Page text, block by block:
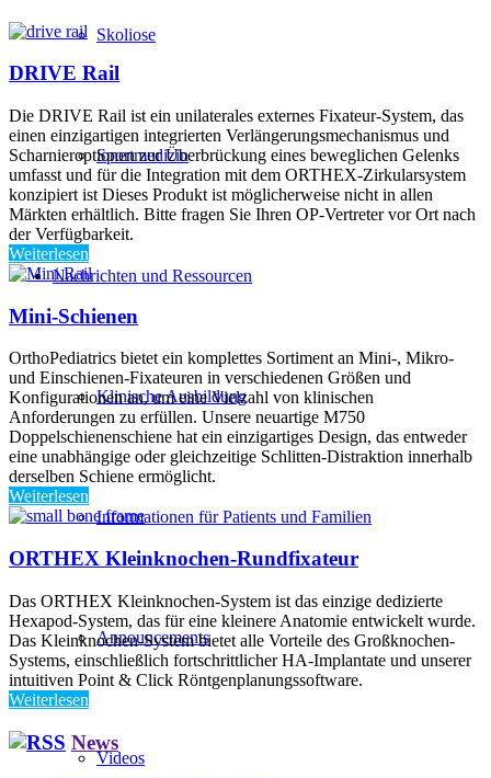
Skoliose
Sportmedizin
Nachrichten und Ressourcen
Klinische Ausbildung
Informationen für Patients und Familien
Announcements
Videos
DRIVE Rail
Die DRIVE Rail ist ein unilaterales externes Fixateur-System, das
einen einzigartigen integrierten Verlängerungsmechanismus und
Scharnieroptionen zur Überbrückung eines beweglichen Gelenks
umfasst und für die Integration mit dem ORTHEX-Zirkularsystem
konzipiert ist Dieses Produkt ist möglicherweise nicht in allen
Märkten erhältlich. Bitte fragen Sie Ihren OP-Vertreter vor Ort nach
der Verfügbarkeit.
Weiterlesen
Mini-Schienen
OrthoPediatrics bietet ein komplettes Sortiment an Mini-, Mikro-
und Einschienen-Fixateuren in verschiedenen Größen und
Konfigurationen an, um eine Vielzahl von klinischen
Anforderungen zu erfüllen. Unsere neuartige M750
Doppelschienenschiene hat ein einzigartiges Design, das entweder
eine unabhängige oder gleichzeitige Schlitten-Distraktion innerhalb
derselben Schiene ermöglicht.
Weiterlesen
ORTHEX Kleinknochen-Rundfixateur
Das ORTHEX Kleinknochen-System ist das einzige dedizierte
Hexapod-System, das für eine kleinere Anatomie entwickelt wurde.
Das Kleinknochen-System bietet alle Vorteile des Großknochen-
Systems, einschließlich fortschrittlicher HA-Implantate und unserer
intuitiven Point & Click Röntgenplanungssoftware.
Weiterlesen
News